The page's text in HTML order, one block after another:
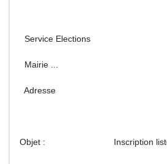
Service Elections
Mairie ...
Adresse
Objet : Inscription liste